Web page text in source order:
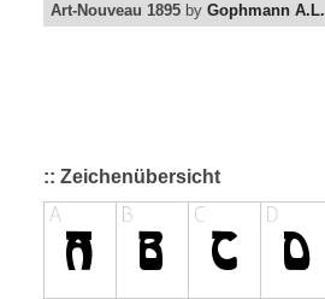
Art-Nouveau 1895 by Gophmann A.L.
:: Zeichenübersicht